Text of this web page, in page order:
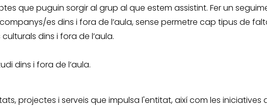
que puguin sorgir al grup al que estem assistint. Fer un
es dins i fora de l’aula, sense permetre cap tipus de
dins i fora de l’aula.
dins i fora de l’aula.
projectes i serveis que impulsa l'entitat, així com les